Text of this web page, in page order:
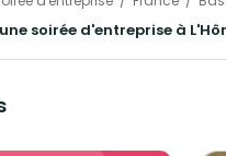
soirée d'entreprise à